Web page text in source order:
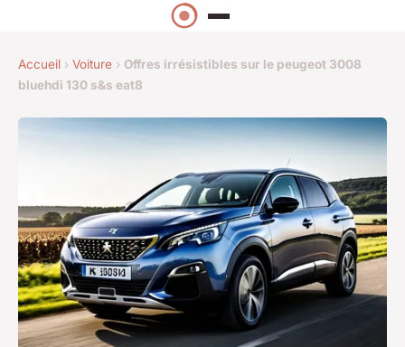
Accueil › Voiture › Offres irrésistibles sur le peugeot 3008
bluehdi 130 s&s eat8